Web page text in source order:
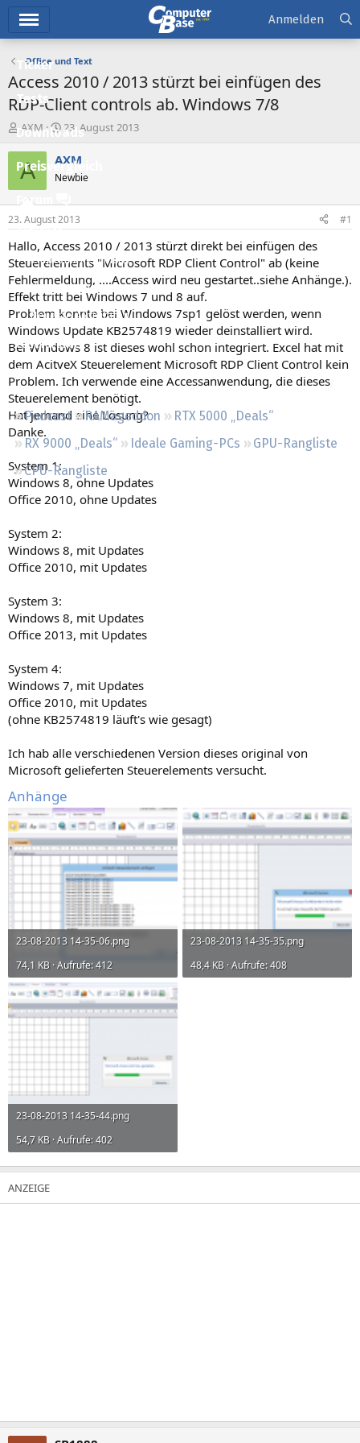
Ticker
Tests
Downloads
Preisvergleich
Forum
Aktuelles
Empfohlene Inhalte
Neue Beiträge
Neueste Aktivitäten
Leserartikel
Regeln
Podcast RAMageddon
RTX 5000 „Deals“
RX 9000 „Deals“
Ideale Gaming-PCs
GPU-Rangliste
CPU-Rangliste
Anmelden
Office und Text
Access 2010 / 2013 stürzt bei einfügen des
RDP-Client controls ab. Windows 7/8
E
r
s
t
e
r
AXM
E
r
s
e
l
t
a
23. August 2013
A AXM
Newbie
23. August 2013 #1
Hallo, Access 2010 / 2013 stürzt direkt bei einfügen des
Steuerelements "Microsoft RDP Client Control" ab (keine
Fehlermeldung, ....Access wird neu gestartet..siehe Anhänge.).
Effekt tritt bei Windows 7 und 8 auf.
Problem konnte bei Windows 7sp1 gelöst werden, wenn
Windows Update KB2574819 wieder deinstalliert wird.
Bei Windows 8 ist dieses wohl schon integriert. Excel hat mit
dem AcitveX Steuerelement Microsoft RDP Client Control kein
Problem. Ich verwende eine Accessanwendung, die dieses
Steuerelement benötigt.
Hat jemand eine Lösung?
Danke.
System 1:
Windows 8, ohne Updates
Office 2010, ohne Updates
System 2:
Windows 8, mit Updates
Office 2010, mit Updates
System 3:
Windows 8, mit Updates
Office 2013, mit Updates
System 4:
Windows 7, mit Updates
Office 2010, mit Updates
(ohne KB2574819 läuft's wie gesagt)
Ich hab alle verschiedenen Version dieses original von
Microsoft gelieferten Steuerelements versucht.
Anhänge
23-08-2013 14-35-06.png
74,1 KB · Aufrufe: 412
23-08-2013 14-35-35.png
48,4 KB · Aufrufe: 408
23-08-2013 14-35-44.png
54,7 KB · Aufrufe: 402